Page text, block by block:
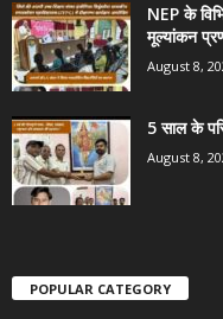
NEP के
मूल्यांकन
August 8,
5 साल के
August 8,
POPULAR CATEGORY